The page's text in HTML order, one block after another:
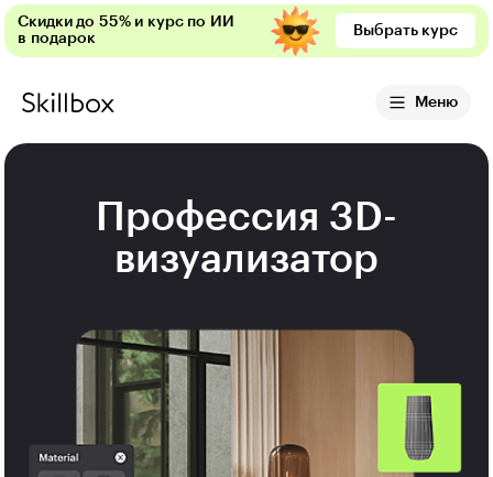
Скидки до 55% и курс по ИИ
в подарок
Выбрать курс
Меню
Профессия 3D-
визуализатор